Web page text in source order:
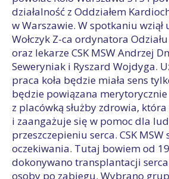
działalność z Oddziałem
w Warszawie. W spotkaniu wziął
Wołczyk Z-ca ordynatora
oraz lekarze CSK MSW Andrzej
Seweryniak i Ryszard Wojdyga.
praca koła będzie miała sens
będzie powiązana merytorycznie
z placówką służby zdrowia,
i zaangażuje się w pomoc dla
przeszczepieniu serca. CSK MSW
oczekiwania. Tutaj bowiem od
dokonywano transplantacji
osoby po zabiegu. Wybrano